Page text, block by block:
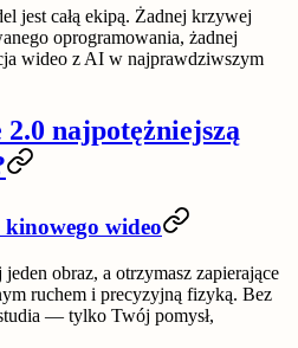
jest całą ekipą. Żadnej krzywej
oprogramowania, żadnej
wideo z AI w najprawdziwszym
2.0 najpotężniejszą
wideo
obraz, a otrzymasz zapierające
ruchem i precyzyjną fizyką. Bez
— tylko Twój pomysł,